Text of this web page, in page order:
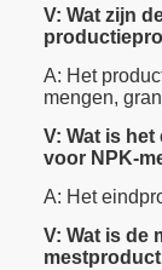
V: Wat zijn
A: Het
mengen,
V: Wat is
voor NPK-
A: Het
V: Wat is de